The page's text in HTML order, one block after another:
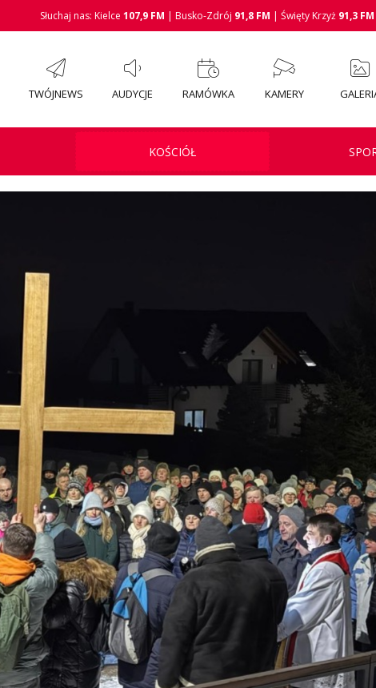
Słuchaj nas: Kielce 107,9 FM | Busko-Zdrój 91,8 FM | Święty Krzyż 91,3 FM
TWÓJNEWS AUDYCJE RAMÓWKA KAMERY
KOŚCIÓŁ